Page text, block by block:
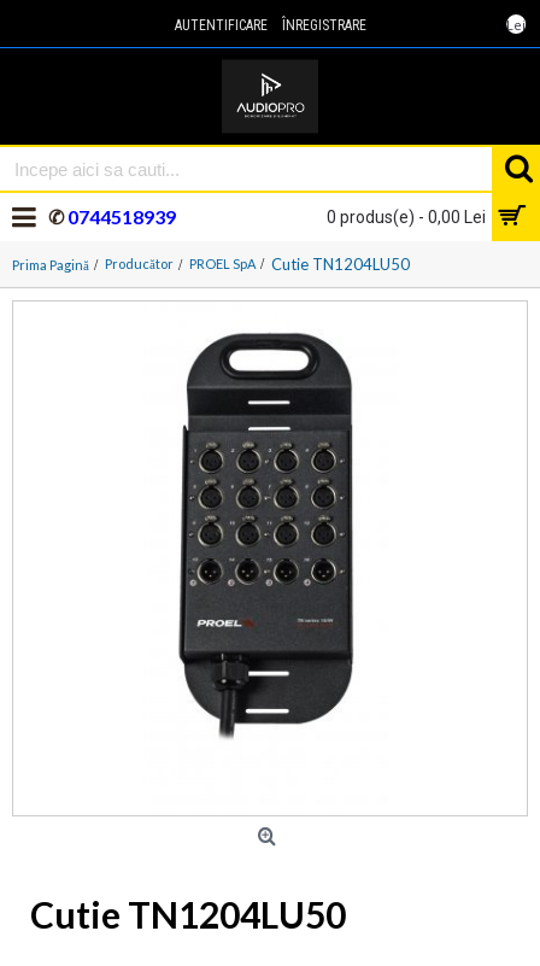
Lei
AUTENTIFICARE ÎNREGISTRARE
0 produs(e) - 0,00 Lei
✆0744518939
Prima Pagină Producător PROEL SpA Cutie TN1204LU50
Cutie TN1204LU50